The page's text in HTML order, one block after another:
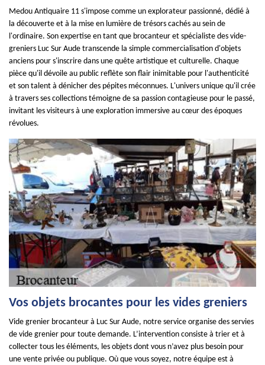
Medou Antiquaire 11 s'impose comme un explorateur passionné, dédié à
la découverte et à la mise en lumière de trésors cachés au sein de
l'ordinaire. Son expertise en tant que brocanteur et spécialiste des vide-
greniers Luc Sur Aude transcende la simple commercialisation d'objets
anciens pour s'inscrire dans une quête artistique et culturelle. Chaque
pièce qu'il dévoile au public reflète son flair inimitable pour l'authenticité
et son talent à dénicher des pépites méconnues. L'univers unique qu'il crée
à travers ses collections témoigne de sa passion contagieuse pour le passé,
invitant les visiteurs à une exploration immersive au cœur des époques
révolues.
Vos objets brocantes pour les vides greniers
Vide grenier brocanteur à Luc Sur Aude, notre service organise des servies
de vide grenier pour toute demande. L’intervention consiste à trier et à
collecter tous les éléments, les objets dont vous n’avez plus besoin pour
une vente privée ou publique. Où que vous soyez, notre équipe est à